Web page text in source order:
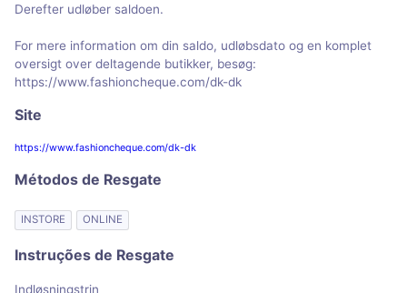
Derefter udløber saldoen.
For mere information om din saldo, udløbsdato og en komplet
oversigt over deltagende butikker, besøg:
https://www.fashioncheque.com/dk-dk
Site
https://www.fashioncheque.com/dk-dk
Métodos de Resgate
INSTORE ONLINE
Instruções de Resgate
Indløsningstrin